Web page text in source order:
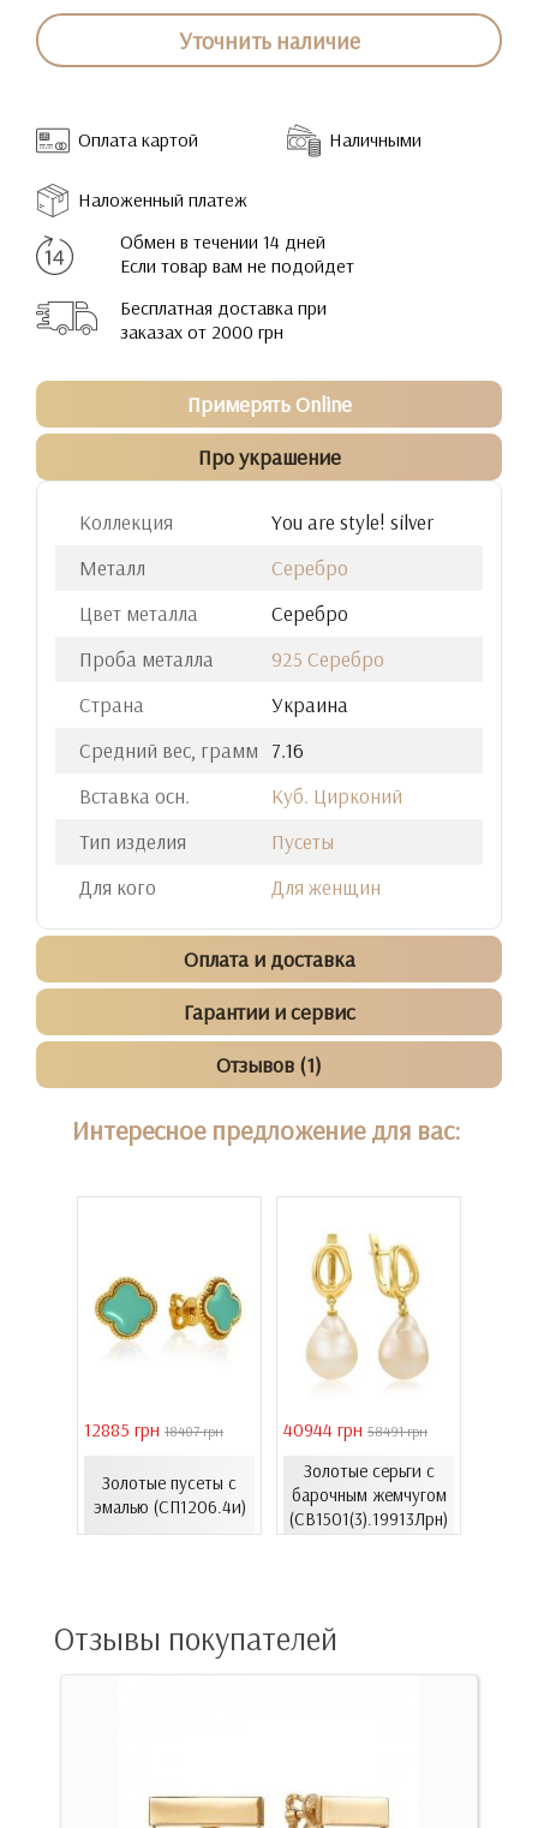
Уточнить наличие
Оплата картой Наличными
Наложенный платеж
Обмен в течении 14 дней
Если товар вам не подойдет
Бесплатная доставка при
заказах от 2000 грн
Примерять Online
Про украшение
Коллекция
You are style! silver
Металл
Серебро
Цвет металла
Серебро
Проба металла
925 Серебро
Страна
Украина
Средний вес, грамм
7.16
Вставка осн.
Куб. Цирконий
Тип изделия
Пусеты
Для кого
Для женщин
Оплата и доставка
Гарантии и сервис
Отзывов (1)
Интересное предложение для вас:
12885 грн 18407 грн
Золотые пусеты с
эмалью (СП1206.4и)
40944 грн 58491 грн
Золотые серьги с
барочным жемчугом
(СВ1501(3).19913Лрн)
Отзывы покупателей